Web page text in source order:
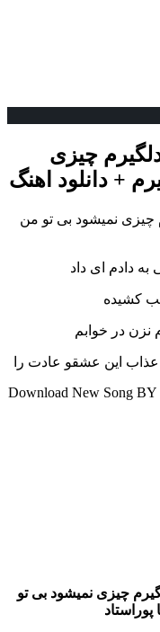
چیزی
+ دانلود اهنگ
چیزی نمیشود بی تو من
دادم ای داد
کشیده
نزن در خوابم
عذاب این عشقو عادت را
Download New Song BY
چیزی نمیشود بی تو